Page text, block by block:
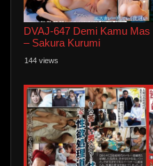
DVAJ-647 Demi Kamu
– Sakura Kurumi
144 views